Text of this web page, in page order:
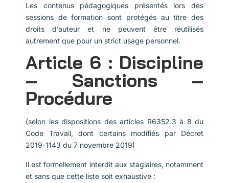
Les contenus pédagogiques présentés lors des
sessions de formation sont protégés au titre des
droits d’auteur et ne peuvent être réutilisés
autrement que pour un strict usage personnel.
Article 6 : Discipline
– Sanctions –
Procédure
(selon les dispositions des articles R6352.3 à 8 du
Code Travail, dont certains modifiés par Décret
2019-1143 du 7 novembre 2019)
Il est formellement interdit aux stagiaires, notamment
et sans que cette liste soit exhaustive :